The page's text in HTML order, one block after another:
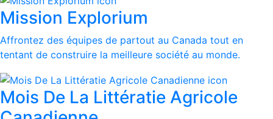
Mission Explorium
Affrontez des équipes de partout au Canada tout en
tentant de construire la meilleure société au monde.
Mois De La Littératie Agricole